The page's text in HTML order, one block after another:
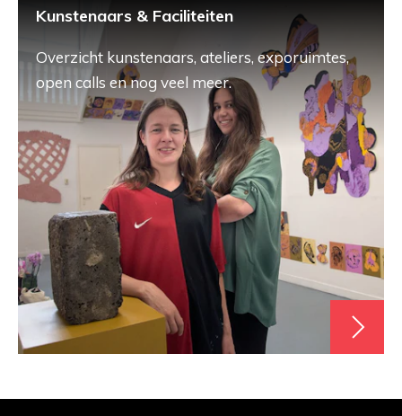
Kunstenaars & Faciliteiten
Overzicht kunstenaars, ateliers, exporuimtes,
open calls en nog veel meer.